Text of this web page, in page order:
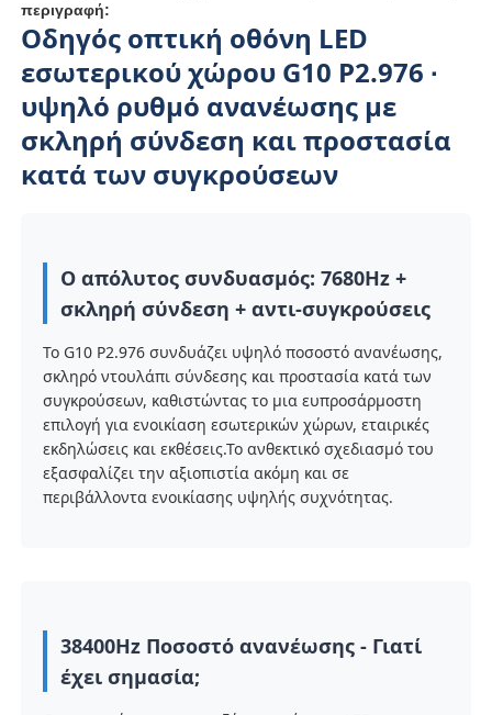
Αρχική
Προϊόντα
Βίντεο
Σχετικά με εμάς
Ξενάγηση στο Εργοστάσιο
περιγραφή:
Οδηγός οπτική οθόνη LED
εσωτερικού χώρου G10 P2.976 ∙
υψηλό ρυθμό ανανέωσης με
σκληρή σύνδεση και προστασία
κατά των συγκρούσεων
Ο απόλυτος συνδυασμός: 7680Hz +
σκληρή σύνδεση + αντι-συγκρούσεις
Το G10 P2.976 συνδυάζει υψηλό ποσοστό ανανέωσης,
σκληρό ντουλάπι σύνδεσης και προστασία κατά των
συγκρούσεων, καθιστώντας το μια ευπροσάρμοστη
επιλογή για ενοικίαση εσωτερικών χώρων, εταιρικές
εκδηλώσεις και εκθέσεις.Το ανθεκτικό σχεδιασμό του
εξασφαλίζει την αξιοπιστία ακόμη και σε
περιβάλλοντα ενοικίασης υψηλής συχνότητας.
38400Hz Ποσοστό ανανέωσης - Γιατί
έχει σημασία;